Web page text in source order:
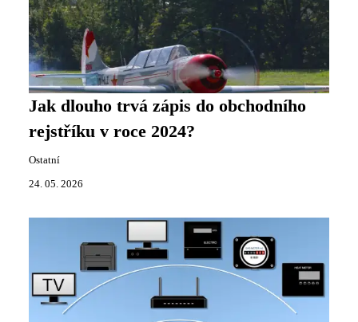
Jak dlouho trvá zápis do obchodního
rejstříku v roce 2024?
Ostatní
24. 05. 2026